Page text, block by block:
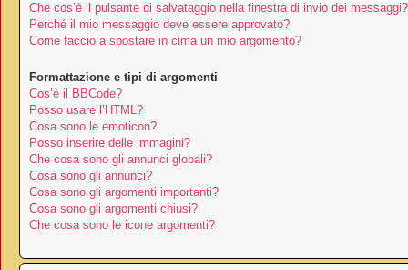
Che cos’è il pulsante di salvataggio nella finestra di invio dei messaggi?
Perché il mio messaggio deve essere approvato?
Come faccio a spostare in cima un mio argomento?
Formattazione e tipi di argomenti
Cos’è il BBCode?
Posso usare l’HTML?
Cosa sono le emoticon?
Posso inserire delle immagini?
Che cosa sono gli annunci globali?
Cosa sono gli annunci?
Cosa sono gli argomenti importanti?
Cosa sono gli argomenti chiusi?
Che cosa sono le icone argomenti?